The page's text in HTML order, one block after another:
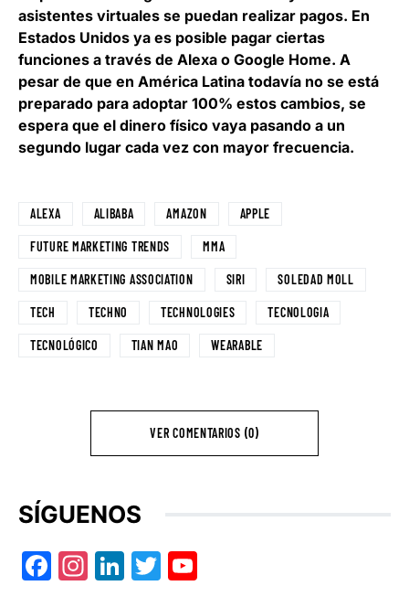
asistentes virtuales se puedan realizar pagos. En
Estados Unidos ya es posible pagar ciertas
funciones a través de Alexa o Google Home. A
pesar de que en América Latina todavía no se está
preparado para adoptar 100% estos cambios, se
espera que el dinero físico vaya pasando a un
segundo lugar cada vez con mayor frecuencia.
ALEXA ALIBABA AMAZON APPLE
FUTURE MARKETING TRENDS MMA
MOBILE MARKETING ASSOCIATION SIRI SOLEDAD MOLL
TECH TECHNO TECHNOLOGIES TECNOLOGIA
TECNOLÓGICO TIAN MAO WEARABLE
VER COMENTARIOS (0)
SÍGUENOS
Facebook
Instagram
LinkedIn
Twitter